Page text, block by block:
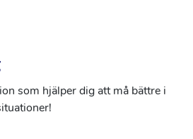
som hjälper dig att må bättre i